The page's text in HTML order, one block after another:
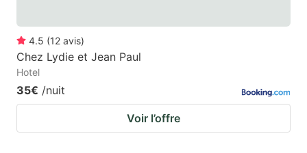
4.5 (12 avis)
Chez Lydie et Jean Paul
Hotel
35€ /nuit
Voir l’offre